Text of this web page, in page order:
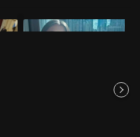
título "El Senado dio media sanción
Un artículo de tendencia con el